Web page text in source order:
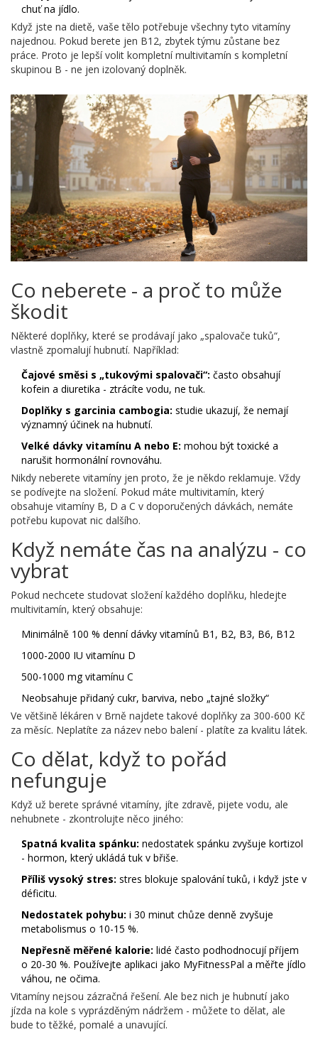
chuť na jídlo.
Když jste na dietě, vaše tělo potřebuje všechny tyto vitamíny
najednou. Pokud berete jen B12, zbytek týmu zůstane bez
práce. Proto je lepší volit kompletní multivitamín s kompletní
skupinou B - ne jen izolovaný doplněk.
Co neberete - a proč to může
škodit
Některé doplňky, které se prodávají jako „spalovače tuků“,
vlastně zpomalují hubnutí. Například:
Čajové směsi s „tukovými spalovači“: často obsahují
kofein a diuretika - ztrácíte vodu, ne tuk.
Doplňky s garcinia cambogia: studie ukazují, že nemají
významný účinek na hubnutí.
Velké dávky vitamínu A nebo E: mohou být toxické a
narušit hormonální rovnováhu.
Nikdy neberete vitamíny jen proto, že je někdo reklamuje. Vždy
se podívejte na složení. Pokud máte multivitamín, který
obsahuje vitamíny B, D a C v doporučených dávkách, nemáte
potřebu kupovat nic dalšího.
Když nemáte čas na analýzu - co
vybrat
Pokud nechcete studovat složení každého doplňku, hledejte
multivitamín, který obsahuje:
Minimálně 100 % denní dávky vitamínů B1, B2, B3, B6, B12
1000-2000 IU vitamínu D
500-1000 mg vitamínu C
Neobsahuje přidaný cukr, barviva, nebo „tajné složky“
Ve většině lékáren v Brně najdete takové doplňky za 300-600 Kč
za měsíc. Neplatíte za název nebo balení - platíte za kvalitu látek.
Co dělat, když to pořád
nefunguje
Když už berete správné vitamíny, jíte zdravě, pijete vodu, ale
nehubnete - zkontrolujte něco jiného:
Spatná kvalita spánku: nedostatek spánku zvyšuje kortizol
- hormon, který ukládá tuk v břiše.
Příliš vysoký stres: stres blokuje spalování tuků, i když jste v
déficitu.
Nedostatek pohybu: i 30 minut chůze denně zvyšuje
metabolismus o 10-15 %.
Nepřesně měřené kalorie: lidé často podhodnocují příjem
o 20-30 %. Používejte aplikaci jako MyFitnessPal a měřte jídlo
váhou, ne očima.
Vitamíny nejsou zázračná řešení. Ale bez nich je hubnutí jako
jízda na kole s vyprázděným nádržem - můžete to dělat, ale
bude to těžké, pomalé a unavující.